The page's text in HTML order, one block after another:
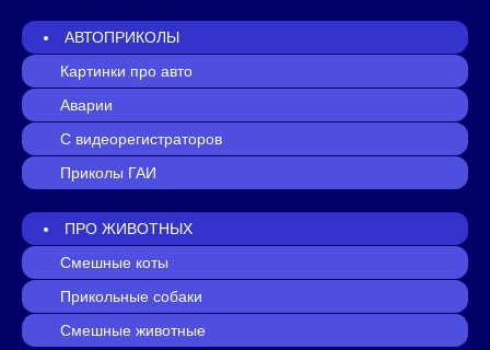
АВТОПРИКОЛЫ
Картинки про авто
Аварии
С видеорегистраторов
Приколы ГАИ
ПРО ЖИВОТНЫХ
Смешные коты
Прикольные собаки
Смешные животные